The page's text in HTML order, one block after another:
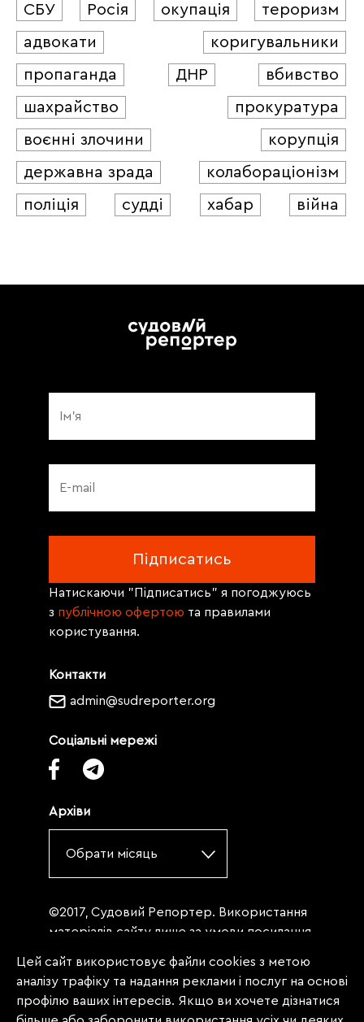
СБУ
Росія окупація
тероризм
адвокати
коригувальники
пропаганда
ДНР
вбивство
шахрайство
прокуратура
воєнні злочини
корупція
державна зрада
колабораціонізм
поліція
судді хабар війна
Контакти
admin@sudreporter.org
Соціальні мережі
Архіви
Обрати місяць
Натискаючи "Підписатись" я погоджуюсь
з публічною офертою та правилами
користування.
©2017, Судовий Репортер. Використання
матеріалів сайту лише за умови посилання
«Судовий репортер» не нижче третього
абзацу. Матеріали, щодо яких міститься
заборона на повну републікацію
Цей сайт використовує файли cookies з метою
аналізу трафіку та надання реклами і послуг на основі
профілю ваших інтересів. Якщо ви хочете дізнатися